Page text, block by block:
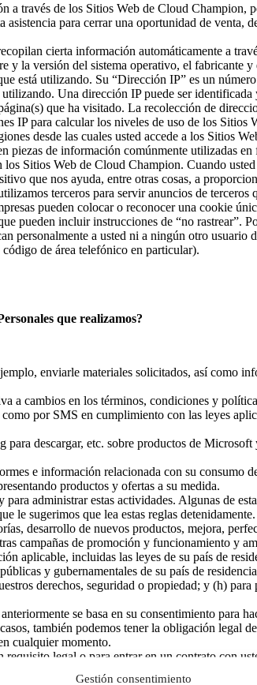
Gestión consentimiento
través de los Sitios Web de Cloud Champion,
para cerrar una oportunidad de
cierta información automáticamente a
y la versión del sistema operativo, el fabricante
está utilizando. Su “Dirección IP” es un
Una dirección IP puede ser
que ha visitado. La recolección de
IP para calcular los niveles de uso de los
desde las cuales usted accede a los Sitios
piezas de información comúnmente utilizadas
Sitios Web de Cloud Champion. Cuando
que nos ayuda, entre otras cosas, a
terceros para servir anuncios de terceros
pueden colocar o reconocer una cookie
pueden incluir instrucciones de “no rastrear”.
personalmente a usted ni a ningún otro
de área telefónico en particular).
que realizamos?
enviarle materiales solicitados, así como
a cambios en los términos, condiciones y
por SMS en cumplimiento con las leyes
descargar, etc. sobre productos de
e información relacionada con su consumo
productos y ofertas a su medida.
administrar estas actividades. Algunas de
le sugerimos que lea estas reglas detenidamente.
desarrollo de nuevos productos, mejora,
campañas de promoción y funcionamiento y
aplicable, incluidas las leyes de su país de
y gubernamentales de su país de
derechos, seguridad o propiedad; y (h)
se basa en su consentimiento para
también podemos tener la obligación legal
cualquier momento.
legal o para entrar en un contrato con
si no proporciona sus Datos Personales).